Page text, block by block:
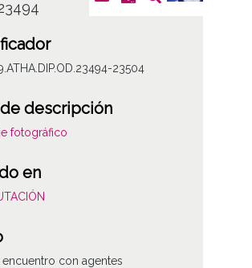
23504
descripción
fotográfico
en
con agentes